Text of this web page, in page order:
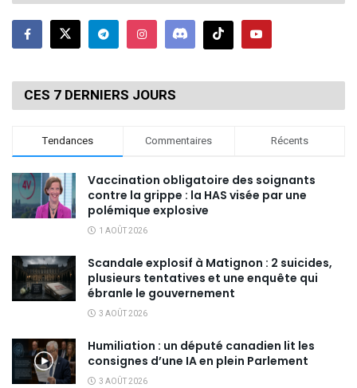
CES 7 DERNIERS JOURS
Tendances Commentaires Récents
Vaccination obligatoire des soignants
contre la grippe : la HAS visée par une
polémique explosive
1 AOÛT 2026
Scandale explosif à Matignon : 2 suicides,
plusieurs tentatives et une enquête qui
ébranle le gouvernement
3 AOÛT 2026
Humiliation : un député canadien lit les
consignes d’une IA en plein Parlement
3 AOÛT 2026